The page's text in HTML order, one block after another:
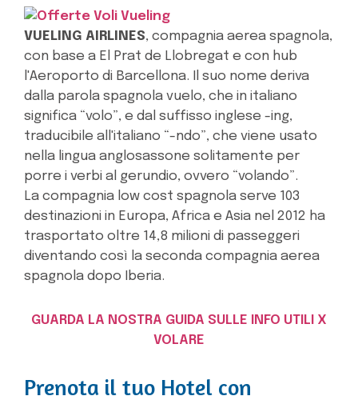
VUELING AIRLINES, compagnia aerea spagnola,
con base a El Prat de Llobregat e con hub
l'Aeroporto di Barcellona. Il suo nome deriva
dalla parola spagnola vuelo, che in italiano
significa “volo”, e dal suffisso inglese -ing,
traducibile all'italiano “-ndo”, che viene usato
nella lingua anglosassone solitamente per
porre i verbi al gerundio, ovvero “volando”.
La compagnia low cost spagnola serve 103
destinazioni in Europa, Africa e Asia nel 2012 ha
trasportato oltre 14,8 milioni di passeggeri
diventando così la seconda compagnia aerea
spagnola dopo Iberia.
GUARDA LA NOSTRA GUIDA SULLE INFO UTILI X
VOLARE
Prenota il tuo Hotel con